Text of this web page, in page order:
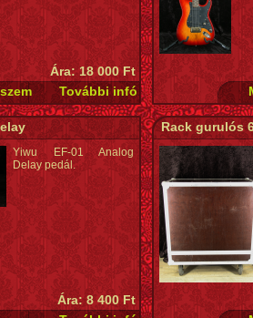
Ára: 18 000 Ft
Yiwu EF-01 Analog
Delay pedál.
Ára: 8 400 Ft
Rack gurulós